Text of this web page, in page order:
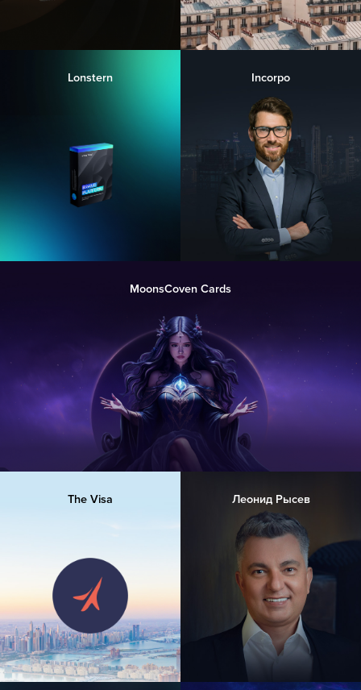
Lonstern
MoonsCoven Cards
Incorpo
The Visa Леонид Рысев